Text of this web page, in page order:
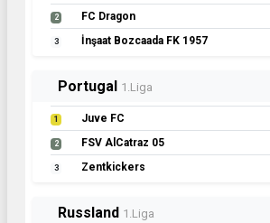
2 FC Dragon
3 İnşaat Bozcaada FK 1957
Portugal 1.Liga
1 Juve FC
2 FSV AlCatraz 05
3 Zentkickers
Russland 1.Liga